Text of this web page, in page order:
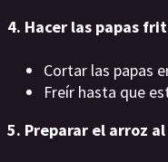
4. Hacer las papas
Cortar las papas
Freír hasta que
5. Preparar el arroz